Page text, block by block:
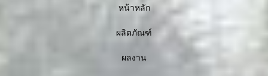
หน้าหลัก
ผลิตภัณฑ์
ผลงาน